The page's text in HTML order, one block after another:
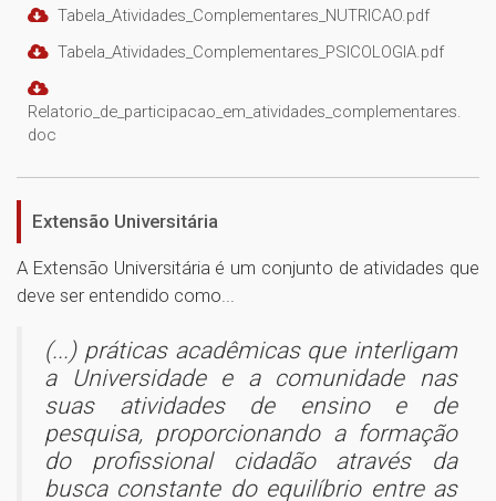
Tabela_Atividades_Complementares_NUTRICAO.pdf
Tabela_Atividades_Complementares_PSICOLOGIA.pdf
Relatorio_de_participacao_em_atividades_complementares.
doc
Extensão Universitária
A Extensão Universitária é um conjunto de atividades que
deve ser entendido como...
(...) práticas acadêmicas que interligam
a Universidade e a comunidade nas
suas atividades de ensino e de
pesquisa, proporcionando a formação
do profissional cidadão através da
busca constante do equilíbrio entre as